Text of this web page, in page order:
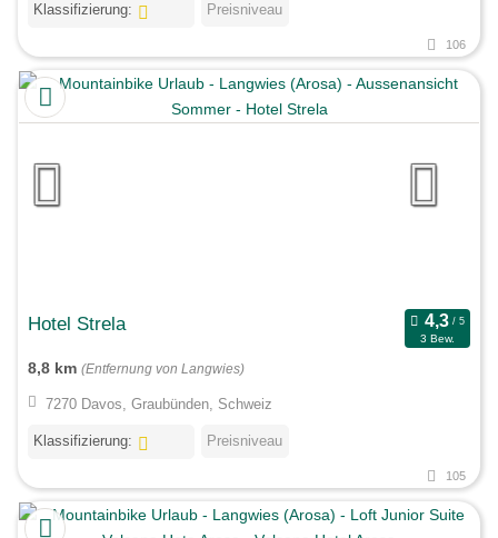
Klassifizierung: Preisniveau
106
Hotel Strela
3 Bew.
8,8 km (Entfernung von Langwies)
7270 Davos, Graubünden, Schweiz
Klassifizierung: Preisniveau
105